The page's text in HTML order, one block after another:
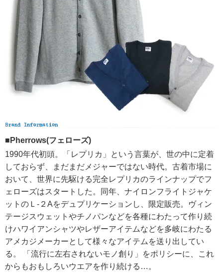
■Pherrows(フェローズ)
1990年代初頭。「レプリカ」という言葉が、世の中に定着
しておらず、まだまだメジャーではない時代。古着市場に
おいて、世界に先駆ける完全レプリカのラインナップでフ
ェローズはスタートした。同年、ナイロンフライトジャケ
ットのＬ-２Aをデュプリケーションし、限定販売。ヴィン
テージスウェットやチノパンなどを各種にわたって作り続
けハワイアンシャツやレザーアイテムなどを多岐にわたる
アメカジメーカーとして様々なアイテムを送り出してい
る。 「流行に左右されないモノ創り」をポリシーに、これ
からもおもしろいウエアを作り続ける…。